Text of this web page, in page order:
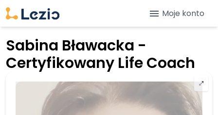
menu Moje konto
Sabina Bławacka -
Certyfikowany Life Coach
⤢